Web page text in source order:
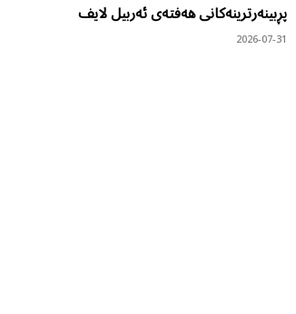
پڕبینەرترینەکانی هەفتەی ئەربیل لایف
2026-07-31